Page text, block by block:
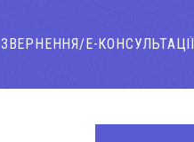
ЗВЕРНЕННЯ/Е-КОНСУЛЬТАЦІЇ